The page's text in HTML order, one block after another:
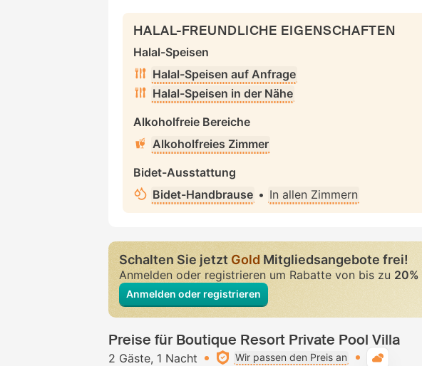
HALAL-FREUNDLICHE EIGENSCHAFTEN
Halal-Speisen
Halal-Speisen auf Anfrage
Halal-Speisen in der Nähe
Alkoholfreie Bereiche
Alkoholfreies Zimmer
Bidet-Ausstattung
Bidet-Handbrause • In allen Zimmern
Schalten Sie jetztGold Mitgliedsangebote frei!
Anmelden oder registrieren um Rabatte von bis zu 20%
Anmelden oder registrieren
Preise für Boutique Resort Private Pool Villa
2 Gäste 1 Nacht Wir passen den Preis an